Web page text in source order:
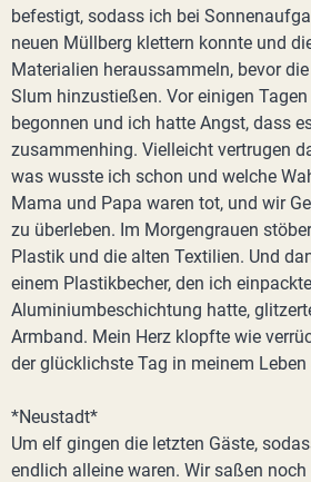
befestigt, sodass ich bei
neuen Müllberg klettern konnte und
Materialien heraussammeln, bevor
Slum hinzustießen. Vor einigen
begonnen und ich hatte Angst, dass
zusammenhing. Vielleicht vertrugen
was wusste ich schon und welche
Mama und Papa waren tot, und wir
zu überleben. Im Morgengrauen
Plastik und die alten Textilien. Und
einem Plastikbecher, den ich
Aluminiumbeschichtung hatte,
Armband. Mein Herz klopfte wie
der glücklichste Tag in meinem Leben
*Neustadt*
Um elf gingen die letzten Gäste,
endlich alleine waren. Wir saßen